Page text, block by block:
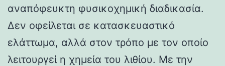
αναπόφευκτη φυσικοχημική διαδικασία.
Δεν οφείλεται σε κατασκευαστικό
ελάττωμα, αλλά στον τρόπο με τον οποίο
λειτουργεί η χημεία του λιθίου. Με την